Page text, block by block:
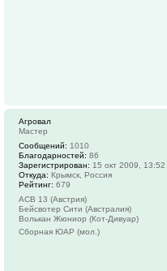
Агровал
Мастер
Сообщений: 1010
Благодарностей: 86
Зарегистрирован: 15 окт 2009, 13:52
Откуда: Крымск, Россия
Рейтинг: 679
АСВ 13 (Австрия)
Бейсвотер Сити (Австралия)
Волькан Жюниор (Кот-Дивуар)
Сборная ЮАР (мол.)